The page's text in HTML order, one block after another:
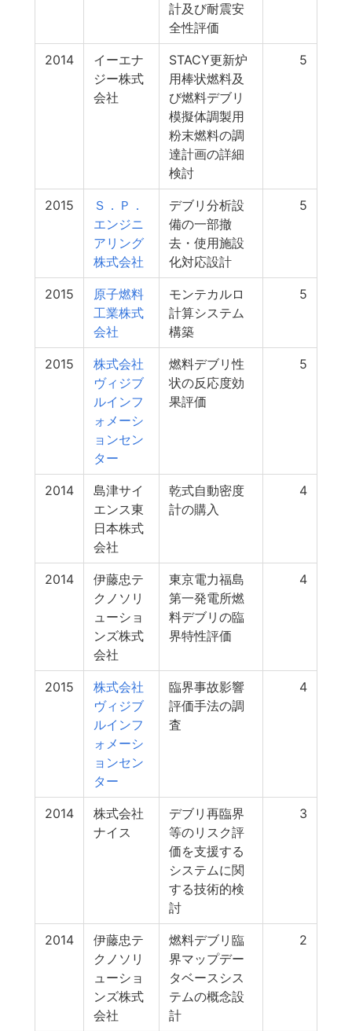
計及び耐震安
全性評価
2014
イーエナ
ジー株式
会社
STACY更新炉
用棒状燃料及
び燃料デブリ
模擬体調製用
粉末燃料の調
達計画の詳細
検討
5
2015
Ｓ．Ｐ．
エンジニ
アリング
株式会社
デブリ分析設
備の一部撤
去・使用施設
化対応設計
5
2015
原子燃料
工業株式
会社
モンテカルロ
計算システム
構築
5
2015
株式会社
ヴィジブ
ルインフ
ォメーシ
ョンセン
ター
燃料デブリ性
状の反応度効
果評価
5
2014
島津サイ
エンス東
日本株式
会社
乾式自動密度
計の購入
4
2014
伊藤忠テ
クノソリ
ューショ
ンズ株式
会社
東京電力福島
第一発電所燃
料デブリの臨
界特性評価
4
2015
株式会社
ヴィジブ
ルインフ
ォメーシ
ョンセン
ター
臨界事故影響
評価手法の調
査
4
2014
株式会社
ナイス
デブリ再臨界
等のリスク評
価を支援する
システムに関
する技術的検
討
3
2014
伊藤忠テ
クノソリ
ューショ
ンズ株式
会社
燃料デブリ臨
界マップデー
タベースシス
テムの概念設
計
2